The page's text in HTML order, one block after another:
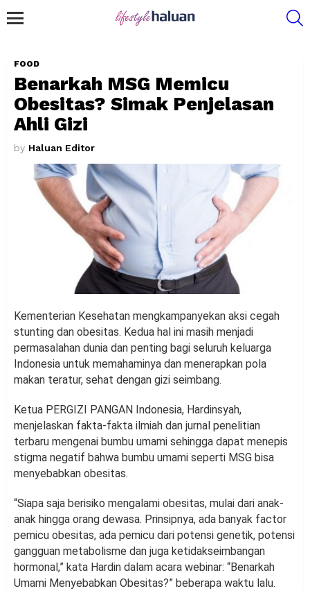
FOOD
Benarkah MSG Memicu
Obesitas? Simak Penjelasan
Ahli Gizi
by Haluan Editor
Kementerian Kesehatan mengkampanyekan aksi cegah
stunting dan obesitas. Kedua hal ini masih menjadi
permasalahan dunia dan penting bagi seluruh keluarga
Indonesia untuk memahaminya dan menerapkan pola
makan teratur, sehat dengan gizi seimbang.
Ketua PERGIZI PANGAN Indonesia, Hardinsyah,
menjelaskan fakta-fakta ilmiah dan jurnal penelitian
terbaru mengenai bumbu umami sehingga dapat menepis
stigma negatif bahwa bumbu umami seperti MSG bisa
menyebabkan obesitas.
“Siapa saja berisiko mengalami obesitas, mulai dari anak-
anak hingga orang dewasa. Prinsipnya, ada banyak factor
pemicu obesitas, ada pemicu dari potensi genetik, potensi
gangguan metabolisme dan juga ketidakseimbangan
hormonal,” kata Hardin dalam acara webinar: “Benarkah
Umami Menyebabkan Obesitas?” beberapa waktu lalu.